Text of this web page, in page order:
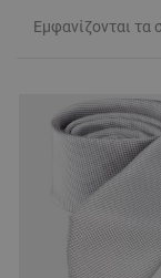
Εμφανίζονται τα